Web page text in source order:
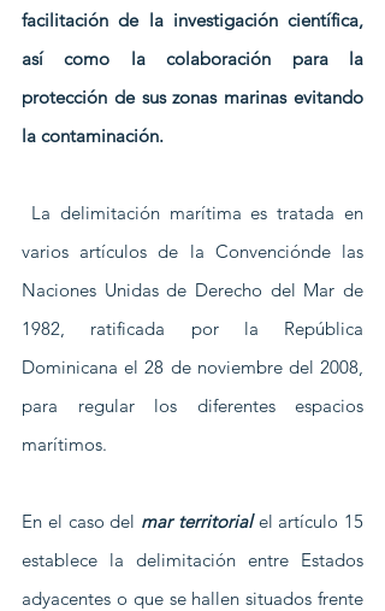
facilitación de la investigación científica,
así como la colaboración para la
protección de sus zonas marinas evitando
la contaminación.
varios artículos de la Convenciónde las
Naciones Unidas de Derecho del Mar de
1982, ratificada por la República
Dominicana el 28 de noviembre del 2008,
para regular los diferentes espacios
marítimos.
En el caso del mar territorial el artículo 15
establece la delimitación entre Estados
adyacentes o que se hallen situados frente